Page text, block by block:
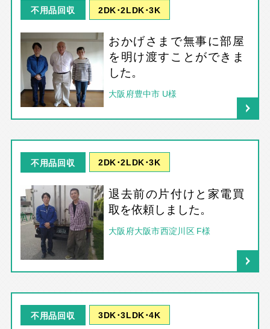
不用品回収 2DK･2LDK･3K
おかげさまで無事に部屋
を明け渡すことができま
した。
大阪府豊中市 U様
不用品回収 2DK･2LDK･3K
退去前の片付けと家電買
取を依頼しました。
大阪府大阪市西淀川区 F様
不用品回収 3DK･3LDK･4K